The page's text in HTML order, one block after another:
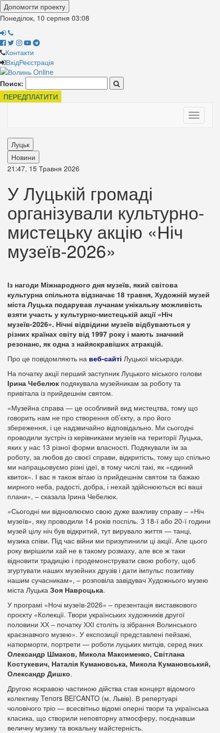
Допомогти проекту
Понеділок, 10 серпня 03:08
Контакти
ВхідРеєстрація
Поиск:
ПЕРЕДПЛАТИТИ
Toggle
Луцьк
Новини
21:47, 15 Травня 2026
У Луцькій громаді
організували культурно-
мистецьку акцію «Ніч
музеїв-2026»
Із нагоди Міжнародного дня музеїв, який світова
культурна спільнота відзначає 18 травня, Художній музей
міста Луцька подарував лучанам унікальну можливість
взяти участь у культурно-мистецькій акції «Ніч
музеїв-2026». Нічні відвідини музеїв відбуваються у
різних країнах світу від 1997 року і мають значний
резонанс, як одна з найяскравіших атракцій.
Про це повідомляють на веб-сайті Луцької міськради.
На початку акції перший заступник Луцького міського голови
Ірина Чебелюк подякувала музейникам за роботу та
привітала із прийдешнім святом.
«Музейна справа — це особливий вид мистецтва, тому що
говорить нам не про створення об’єкту, а про його
збереження, і це надзвичайно відповідально. Ми сьогодні
проводили зустріч із керівниками музеїв на території Луцька,
яких у нас 13 різної форми власності. Подякували їм за
роботу, за любов до своєї справи, відкритість, тому що спільно
ми напрацьовуємо різні ідеї, в тому числі такі, як «єдиний
квиток». І вас я також вітаю із прийдешнім святом та бажаю
мирного неба, радості, добра, і нехай здійснюються всі ваші
плани», – сказала Ірина Чебелюк.
«Сьогодні ми відновлюємо свою дуже важливу справу – «Ніч
музеїв», яку проводили 14 років поспіль. З 18-ї або 20-ї години
музей цілу ніч був відкритий, тут вирувало життя — танці,
музика співи. Під час війни ми призупинили ці акції. Але цього
року вирішили хай не в такому розмаху, але все ж таки
відновити традицію і продемонструвати свою роботу, щоб
згуртувати наших музейних друзів і дати імпульс позитиву
нашим сучасникам», – розповіла завідувач Художнього музею
міста Луцька Зоя Навроцька.
У програмі «Ночі музеїв-2026» – презентація виставкового
проєкту «Колекції. Твори українських художників другої
половини ХХ – початку ХХІ століть із зібрання Волинського
краєзнавчого музею». У експозиції представлені пейзажі,
натюрморти, портрети — роботи луцьких митців, серед яких
Олександр Шмаков, Микола Максименко, Світлана
Костукевич, Наталія Кумановська, Микола Кумановський,
Олександр Дишко.
Другою яскравою частиною дійства став концерт відомого
колективу Tenors BEl’CANTO (м. Львів). В репертуарі
чоловічого тріо — всесвітньо відомі оперні твори та українська
класика, що створили неповторну атмосферу, поєднавши
величну музику та вокальну майстерність.